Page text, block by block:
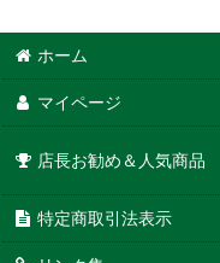
ホーム
マイページ
店長お勧め＆人気商品
特定商取引法表示